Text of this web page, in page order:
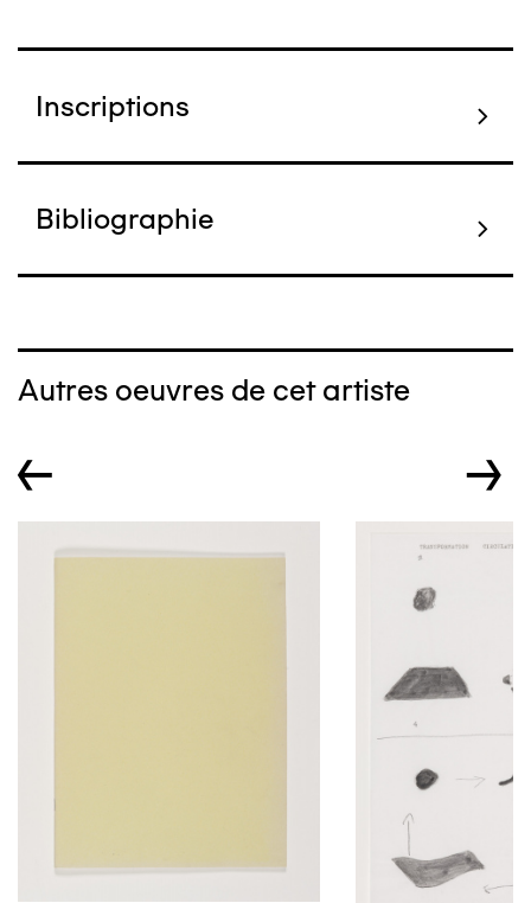
Inscriptions
Bibliographie
Autres oeuvres de cet artiste
← →